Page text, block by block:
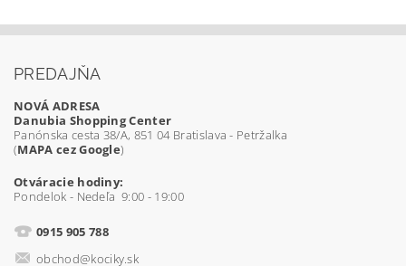
PREDAJŇA
NOVÁ ADRESA
Danubia Shopping Center
Panónska cesta 38/A, 851 04 Bratislava - Petržalka
(MAPA cez Google)
Otváracie hodiny:
Pondelok - Nedeľa 9:00 - 19:00
0915 905 788
obchod@kociky.sk